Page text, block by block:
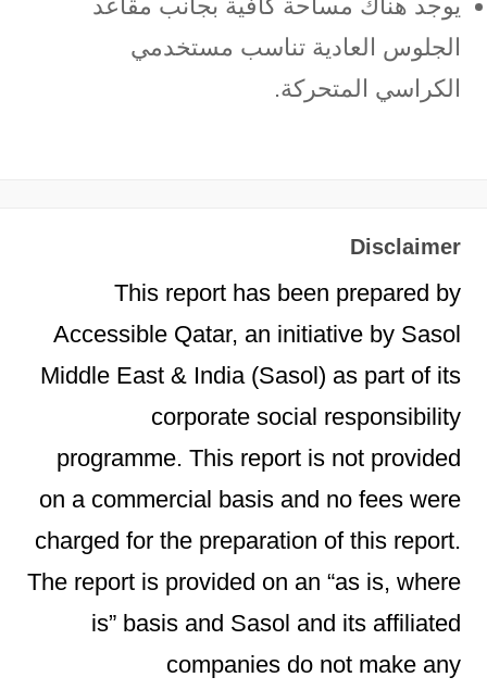
يوجد هناك مساحة كافية بجانب مقاعد
الجلوس العادية تناسب مستخدمي
الكراسي المتحركة.
Disclaimer
This report has been prepared by
Accessible Qatar, an initiative by Sasol
Middle East & India (Sasol) as part of its
corporate social responsibility
programme. This report is not provided
on a commercial basis and no fees were
charged for the preparation of this report.
The report is provided on an “as is, where
is” basis and Sasol and its affiliated
companies do not make any